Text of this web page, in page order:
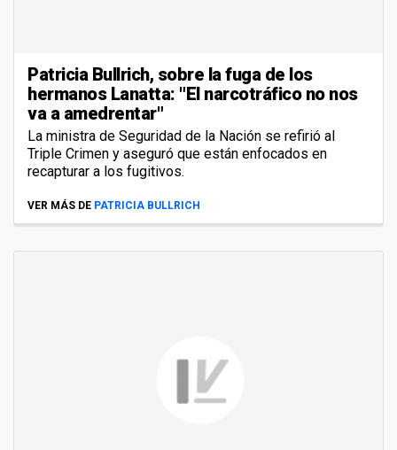
Patricia Bullrich, sobre la fuga de los
hermanos Lanatta: "El narcotráfico no nos
va a amedrentar"
La ministra de Seguridad de la Nación se refirió al
Triple Crimen y aseguró que están enfocados en
recapturar a los fugitivos.
VER MÁS DE PATRICIA BULLRICH